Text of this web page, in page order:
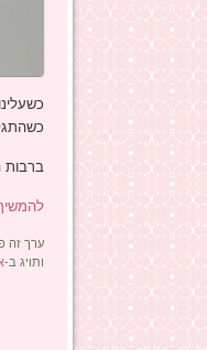
ברבות
ערך זה פורסם ב-
ותויג ב-